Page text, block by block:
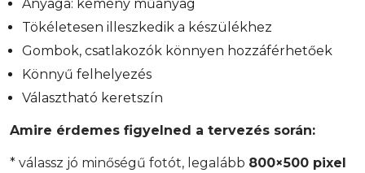
Anyaga: kemény műanyag
Tökéletesen illeszkedik a készülékhez
Gombok, csatlakozók könnyen hozzáférhetőek
Könnyű felhelyezés
Választható keretszín
Amire érdemes figyelned a tervezés során:
* válassz jó minőségű fotót, legalább 800×500 pixel